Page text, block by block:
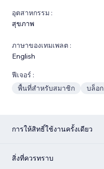
อุตสาหกรรม :
สุขภาพ
ภาษาของเทมเพลต :
English
ฟีเจอร์ :
พื้นที่สำหรับสมาชิก
บล็อก
การให้สิทธิ์ใช้งานครั้งเดียว
สิ่งที่ควรทราบ